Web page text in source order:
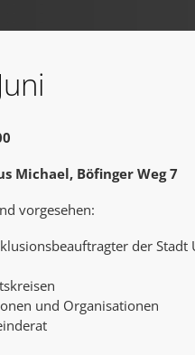
Michael, Böfinger Weg 7
vorgesehen:
der
und Organisationen